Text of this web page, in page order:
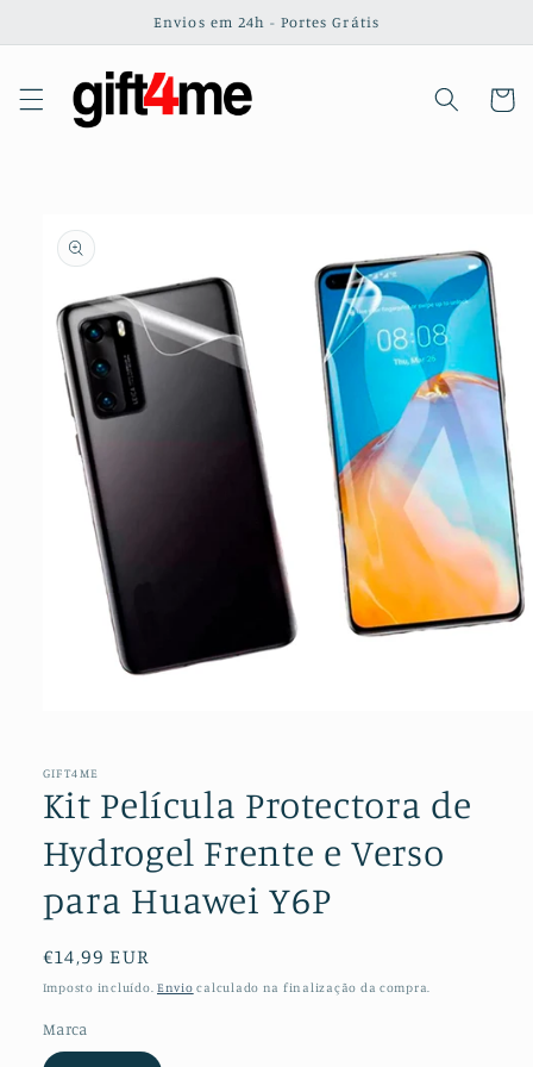
conteúdo
Envios em 24h - Portes Grátis
informação
do produto
1
modal
GIFT4ME
Kit Película Protectora de
Hydrogel Frente e Verso
para Huawei Y6P
Preço
normal
€14,99 EUR
Imposto incluído. Envio calculado na finalização da compra.
Marca